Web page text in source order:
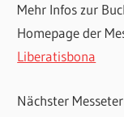
Mehr Infos zur
Homepage der
Liberatisbona
Nächster